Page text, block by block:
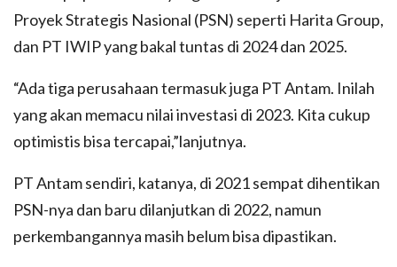
Proyek Strategis Nasional (PSN) seperti Harita Group,
dan PT IWIP yang bakal tuntas di 2024 dan 2025.
“Ada tiga perusahaan termasuk juga PT Antam. Inilah
yang akan memacu nilai investasi di 2023. Kita cukup
optimistis bisa tercapai,”lanjutnya.
PT Antam sendiri, katanya, di 2021 sempat dihentikan
PSN-nya dan baru dilanjutkan di 2022, namun
perkembangannya masih belum bisa dipastikan.